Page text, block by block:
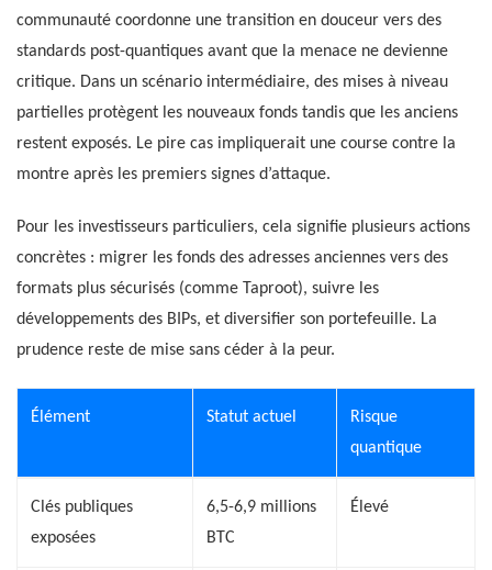
communauté coordonne une transition en douceur vers des
standards post-quantiques avant que la menace ne devienne
critique. Dans un scénario intermédiaire, des mises à niveau
partielles protègent les nouveaux fonds tandis que les anciens
restent exposés. Le pire cas impliquerait une course contre la
montre après les premiers signes d’attaque.
Pour les investisseurs particuliers, cela signifie plusieurs actions
concrètes : migrer les fonds des adresses anciennes vers des
formats plus sécurisés (comme Taproot), suivre les
développements des BIPs, et diversifier son portefeuille. La
prudence reste de mise sans céder à la peur.
Élément Statut actuel
Risque
quantique
Clés publiques
exposées
6,5-6,9 millions
BTC
Élevé